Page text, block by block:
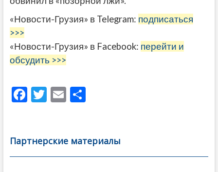
«Новости-Грузия» в Telegram: подписаться
>>>
«Новости-Грузия» в Facebook: перейти и
обсудить >>>
F
b
o
T
er
E
l
О
а
в
Партнерские материалы